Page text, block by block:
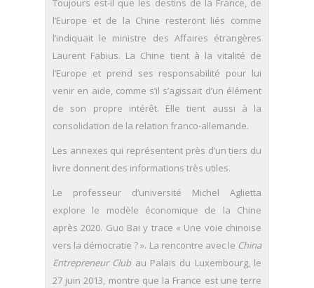
Toujours est-il que les destins de la France, de
l’Europe et de la Chine resteront liés comme
l’indiquait le ministre des Affaires étrangères
Laurent Fabius. La Chine tient à la vitalité de
l’Europe et prend ses responsabilité pour lui
venir en aide, comme s’il s’agissait d’un élément
de son propre intérêt. Elle tient aussi à la
consolidation de la relation franco-allemande.
Les annexes qui représentent près d’un tiers du
livre donnent des informations très utiles.
Le professeur d’université Michel Aglietta
explore le modèle économique de la Chine
après 2020. Guo Bai y trace « Une voie chinoise
vers la démocratie ? ». La rencontre avec le China
Entrepreneur Club au Palais du Luxembourg, le
27 juin 2013, montre que la France est une terre